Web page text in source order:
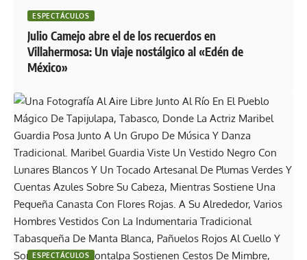
ESPECTÁCULOS
Julio Camejo abre el de los recuerdos en
Villahermosa: Un viaje nostálgico al «Edén de
México»
ESPECTÁCULOS